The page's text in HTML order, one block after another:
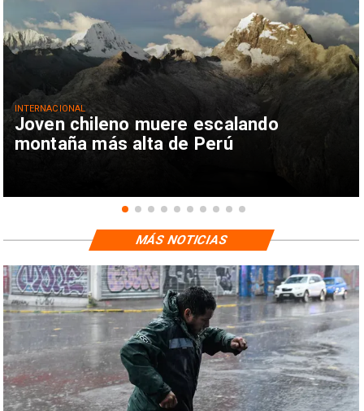
Joven chileno muere escalando
montaña más alta de Perú
INTERNACIONAL
MÁS NOTICIAS